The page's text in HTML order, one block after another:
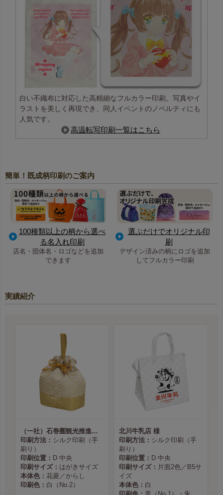
白い不織布に対応した高精細なフルカラー印刷。写真やイ
ラストを美しく再現でき、同人イベントのノベルティにも
人気です。
高温転写印刷一覧はこちら
簡単！既成柄印刷のご案内
100種類以上の柄から選べ
る名入れ印刷
店名・団体名・ロゴなどを追加
できます
選ぶだけでオリジナル印
刷
デザイン済みの柄にロゴを追加
してフルカラー印刷
実績紹介
（一社）石巻圏観光推進機構様
印刷方法： シルク印刷（手
刷り）
印刷位置： D 中央
印刷サイズ： はがきサイズ
本体色： 花菱／からし
印刷色： 白（No.2）
北川牛乳店 様
印刷方法： シルク印刷（手
刷り）
印刷位置： D 中央
印刷サイズ： 片面2色／B5サ
イズ
本体色： 白